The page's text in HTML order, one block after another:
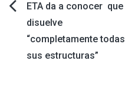
Navegación
de
entradas
ETA da a conocer que
disuelve
“completamente todas
sus estructuras”